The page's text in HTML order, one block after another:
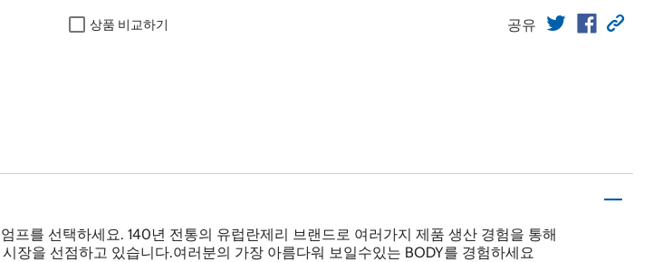
상품 비교하기 공유
프를 선택하세요. 140년 전통의 유럽란제리 브랜드로 여러가지 제품 생산 경험을 통해
장을 선점하고 있습니다.여러분의 가장 아름다워 보일수있는 BODY를 경험하세요